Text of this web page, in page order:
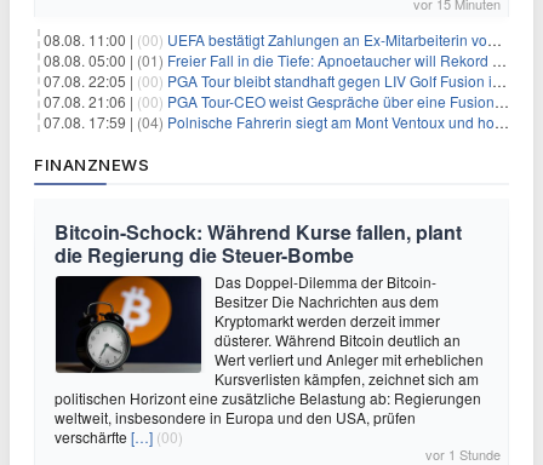
08.08. 11:00 | (00) UEFA bestätigt Zahlungen an Ex-Mitarbeiterin von Infantino
08.08. 05:00 | (01) Freier Fall in die Tiefe: Apnoetaucher will Rekord brechen
07.08. 22:05 | (00) PGA Tour bleibt standhaft gegen LIV Golf Fusion in einem sich wandelnden Sportumfeld
07.08. 21:06 | (00) PGA Tour-CEO weist Gespräche über eine Fusion mit LIV Golf zurück und bekräftigt die Wettbewerbslandschaft
07.08. 17:59 | (04) Polnische Fahrerin siegt am Mont Ventoux und holt Tour-Gelb
FINANZNEWS
Bitcoin-Schock: Während Kurse fallen, plant
die Regierung die Steuer-Bombe
Das Doppel-Dilemma der Bitcoin-
Besitzer Die Nachrichten aus dem
Kryptomarkt werden derzeit immer
düsterer. Während Bitcoin deutlich an
Wert verliert und Anleger mit erheblichen
Kursverlisten kämpfen, zeichnet sich am
politischen Horizont eine zusätzliche Belastung ab: Regierungen
weltweit, insbesondere in Europa und den USA, prüfen
verschärfte […] (00)
vor 1 Stunde